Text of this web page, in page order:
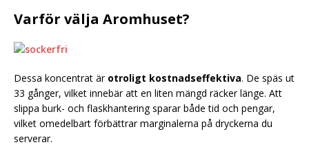
Varför välja Aromhuset?
Dessa koncentrat är otroligt kostnadseffektiva. De späs ut
33 gånger, vilket innebär att en liten mängd räcker länge. Att
slippa burk- och flaskhantering sparar både tid och pengar,
vilket omedelbart förbättrar marginalerna på dryckerna du
serverar.